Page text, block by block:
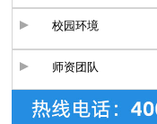
校园环境
师资团队